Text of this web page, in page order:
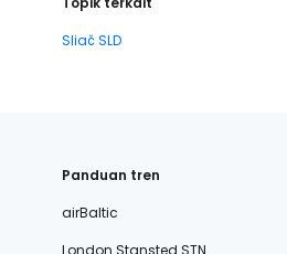
Sliač SLD
Panduan tren
airBaltic
London Stansted STN